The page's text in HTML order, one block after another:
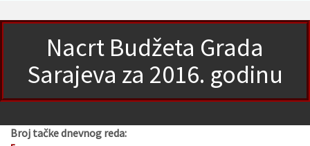
Nacrt Budžeta Grada
Sarajeva za 2016. godinu
Broj tačke dnevnog reda: